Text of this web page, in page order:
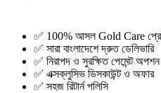
✅ 100% আসল Gold Care
✅ সারা বাংলাদেশে দ্রুত ডেলিভারি
✅ নিরাপদ ও সুরক্ষিত পেমেন্ট অপশন
✅ এক্সক্লুসিভ ডিসকাউন্ট ও অফার
✅ সহজ রিটার্ন পলিসি